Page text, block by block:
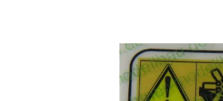
Bildergalerie überspringen